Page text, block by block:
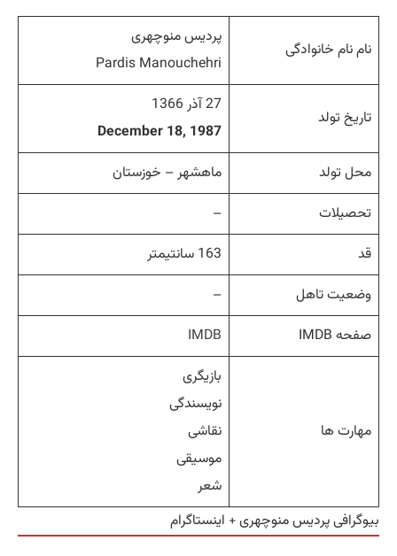
نام نام خانوادگی
پردیس منوچهری
Pardis Manouchehri
تاریخ تولد
27 آذر 1366
December 18, 1987
محل تولد
ماهشهر – خوزستان
تحصیلات
–
قد
163 سانتیمتر
وضعیت تاهل
–
صفحه IMDB
IMDB
مهارت ها
بازیگری
نویسندگی
نقاشی
موسیقی
شعر
بیوگرافی پردیس منوچهری + اینستاگرام